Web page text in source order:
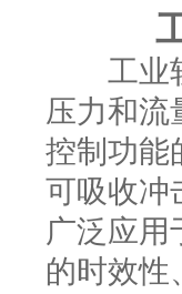
工业软
压力和
控制功能
可吸收冲
广泛应
的时效